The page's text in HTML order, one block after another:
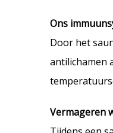
Ons
Door het
antilichamen
Vermageren